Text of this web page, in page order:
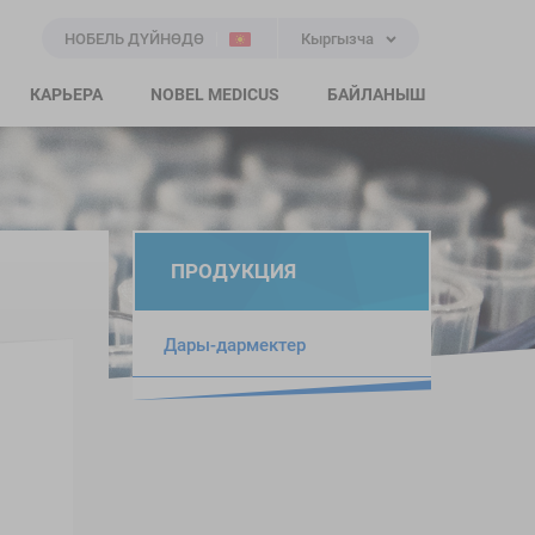
НОБЕЛЬ ДҮЙНӨДӨ Кыргызча
КАРЬЕРА NOBEL MEDICUS БАЙЛАНЫШ
ПРОДУКЦИЯ
Дары-дармектер